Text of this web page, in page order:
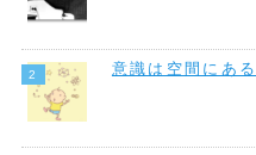
意識は空間にある